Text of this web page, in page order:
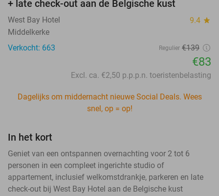
+ late check-out aan de Belgische kust
West Bay Hotel 9.4 star
Middelkerke
Verkocht: 663
Regulier €139
€83
Excl. ca. €2,50 p.p.p.n. toeristenbelasting
Dagelijks om middernacht nieuwe Social Deals. Wees
snel, op = op!
In het kort
Geniet van een ontspannen overnachting voor 2 tot 6
personen in een compleet ingerichte studio of
appartement, inclusief welkomstdrankje, parkeren en late
check-out bij West Bay Hotel aan de Belgische kust